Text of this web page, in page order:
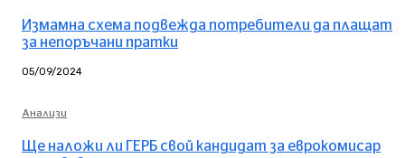
Измамна схема подвежда потребители да плащат
за непоръчани пратки
05/09/2024
Анализи
Ще наложи ли ГЕРБ свой кандидат за еврокомисар